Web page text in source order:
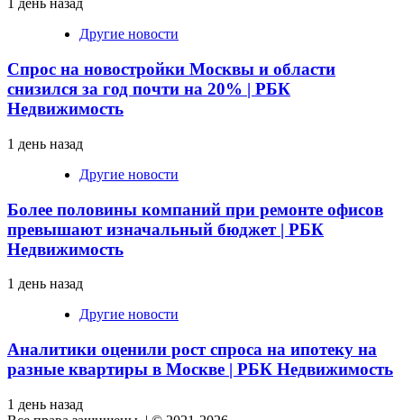
1 день назад
Другие новости
Спрос на новостройки Москвы и области
снизился за год почти на 20% | РБК
Недвижимость
1 день назад
Другие новости
Более половины компаний при ремонте офисов
превышают изначальный бюджет | РБК
Недвижимость
1 день назад
Другие новости
Аналитики оценили рост спроса на ипотеку на
разные квартиры в Москве | РБК Недвижимость
1 день назад